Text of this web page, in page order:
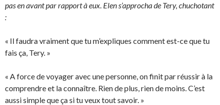
pas en avant par rapport à eux. Elen s’approcha de Tery, chuchotant
:
« Il faudra vraiment que tu m’expliques comment est-ce que tu
fais ça, Tery. »
« A force de voyager avec une personne, on finit par réussir à la
comprendre et la connaître. Rien de plus, rien de moins. C’est
aussi simple que ça si tu veux tout savoir. »